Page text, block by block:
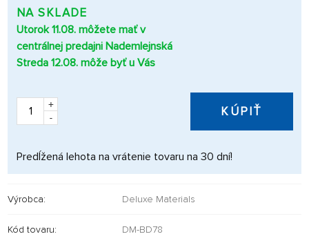
NA SKLADE
Utorok 11.08. môžete mať v
centrálnej predajni Nademlejnská
Streda 12.08. môže byť u Vás
+
-
KÚPIŤ
Predĺžená lehota na vrátenie tovaru na 30 dní!
Výrobca: Deluxe Materials
Kód tovaru: DM-BD78